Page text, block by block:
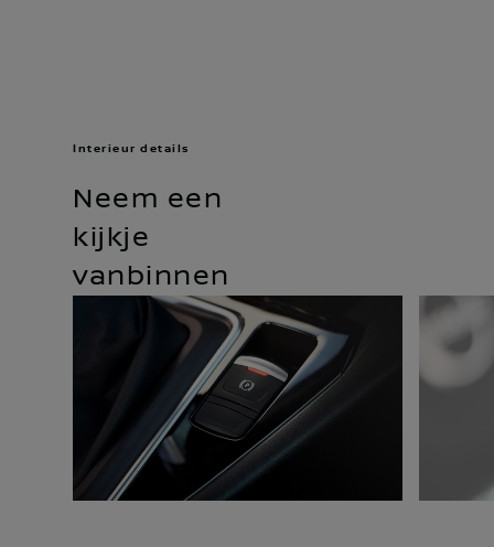
Neem een
kijkje
vanbinnen
Interieur details